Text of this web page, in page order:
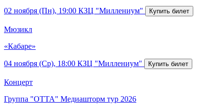
02 ноября (Пн), 19:00 КЗЦ "Миллениум"
Мюзикл
«Кабаре»
04 ноября (Ср), 18:00 КЗЦ "Миллениум"
Концерт
Группа "ОТТА" Медиашторм тур 2026